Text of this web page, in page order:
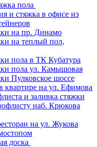
пола
и стяжка в офисе из
на пр. Динамо
на теплый пол,
пола в ТК Кубатура
пола ул. Камышовая
Пулковское шоссе
квартире на ул. Ефимова
и заливка стяжки
наб. Крюкова
на ул. Жукова
доска